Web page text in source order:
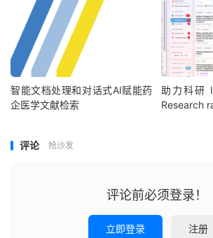
智能文档处理和对话式AI赋能药
企医学文献检索
助力科研
Research
评论 抢沙发
评论前必须登录！
立即登录 注册